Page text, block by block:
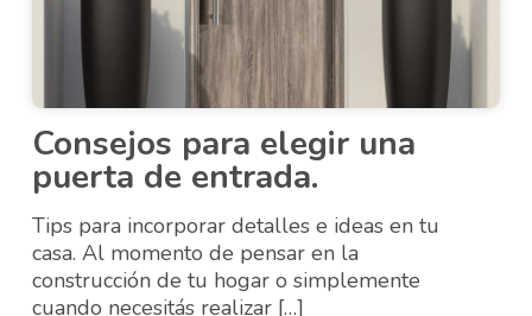
Consejos para elegir una
puerta de entrada.
Tips para incorporar detalles e ideas en tu
casa. Al momento de pensar en la
construcción de tu hogar o simplemente
cuando necesitás realizar […]